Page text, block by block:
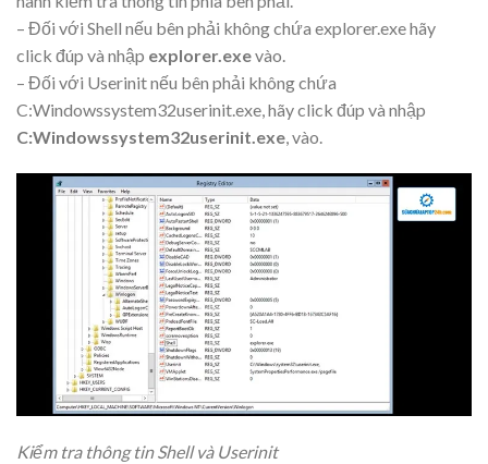
– Đối với Shell nếu bên phải không chứa explorer.exe hãy
click đúp và nhập explorer.exevào.
– Đối với Userinit nếu bên phải không chứa
C:Windowssystem32userinit.exe, hãy click đúp và nhập
C:Windowssystem32userinit.exe , vào.
Kiểm tra thông tin Shell và Userinit